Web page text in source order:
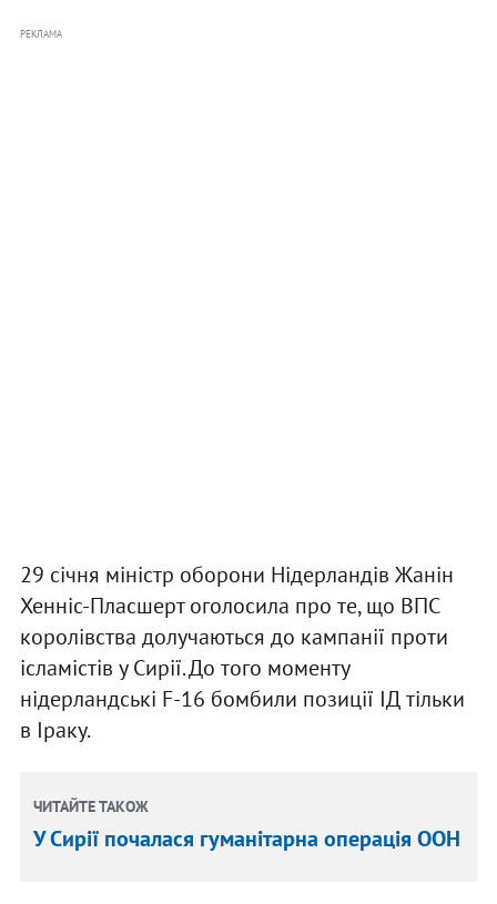
РЕКЛАМА
29 січня міністр оборони Нідерландів Жанін
Хенніс-Пласшерт оголосила про те, що ВПС
королівства долучаються до кампанії проти
ісламістів у Сирії. До того моменту
нідерландські F-16 бомбили позиції ІД тільки
в Іраку.
ЧИТАЙТЕ ТАКОЖ
У Сирії почалася гуманітарна операція ООН